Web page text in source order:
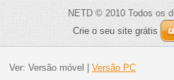
NETD © 2010 Todos os
Crie o seu site grátis
Ver: Versão móvel Versão PC